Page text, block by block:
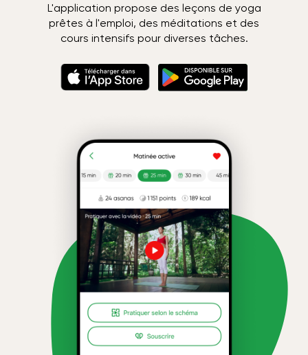
L'application propose des leçons de yoga
prêtes à l'emploi, des méditations et des
cours intensifs pour diverses tâches.